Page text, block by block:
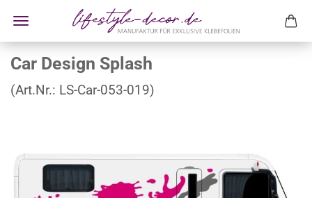
Car Design Splash
(Art.Nr.: LS-Car-053-019)